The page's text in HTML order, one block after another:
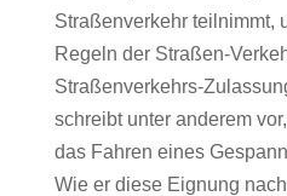
Straßenverkehr teilnimmt,
Regeln der Straßen-
Straßenverkehrs-
schreibt unter anderem
das Fahren eines
Wie er diese Eignung